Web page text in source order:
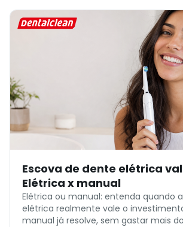
Escova de dente elétrica
Elétrica x manual
Elétrica ou manual: entenda quando
elétrica realmente vale o
manual já resolve, sem gastar mais